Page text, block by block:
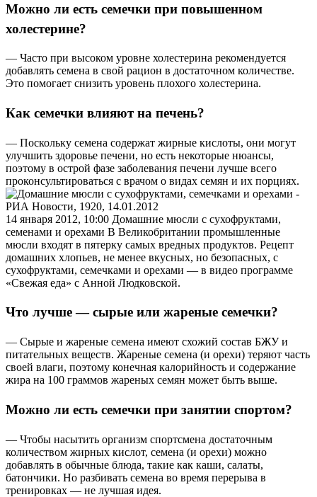
Можно ли есть семечки при повышенном
холестерине?
— Часто при высоком уровне холестерина рекомендуется
добавлять семена в свой рацион в достаточном количестве.
Это помогает снизить уровень плохого холестерина.
Как семечки влияют на печень?
— Поскольку семена содержат жирные кислоты, они могут
улучшить здоровье печени, но есть некоторые нюансы,
поэтому в острой фазе заболевания печени лучше всего
проконсультироваться с врачом о видах семян и их порциях.
14 января 2012, 10:00 Домашние мюсли с сухофруктами,
семенами и орехами В Великобритании промышленные
мюсли входят в пятерку самых вредных продуктов. Рецепт
домашних хлопьев, не менее вкусных, но безопасных, с
сухофруктами, семечками и орехами — в видео программе
«Свежая еда» с Анной Людковской.
Что лучше — сырые или жареные семечки?
— Сырые и жареные семена имеют схожий состав БЖУ и
питательных веществ. Жареные семена (и орехи) теряют часть
своей влаги, поэтому конечная калорийность и содержание
жира на 100 граммов жареных семян может быть выше.
Можно ли есть семечки при занятии спортом?
— Чтобы насытить организм спортсмена достаточным
количеством жирных кислот, семена (и орехи) можно
добавлять в обычные блюда, такие как каши, салаты,
батончики. Но разбивать семена во время перерыва в
тренировках — не лучшая идея.